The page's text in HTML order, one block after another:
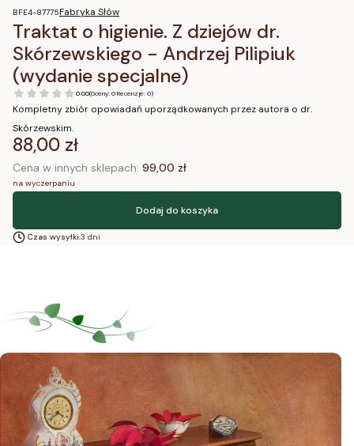
BFE4-87775Fabryka Słów
Traktat o higienie. Z dziejów dr.
Skórzewskiego - Andrzej Pilipiuk
(wydanie specjalne)
0.00(Oceny: 0 Recenzje: 0)
Cena
88,00 zł
Cena w innych sklepach: 99,00 zł
Kompletny zbiór opowiadań uporządkowanych przez autora o dr.
Skórzewskim.
na wyczerpaniu
Dodaj do koszyka
Czas wysyłki:3 dni